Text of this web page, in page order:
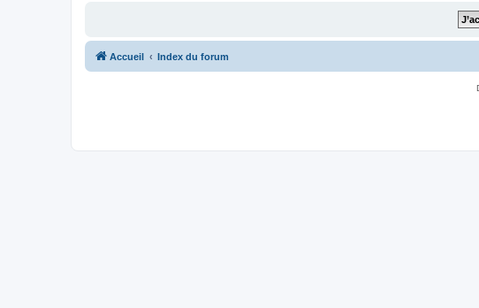
Accueil Index du forum